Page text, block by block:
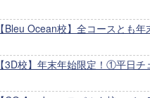
【Bleu Ocean校】全コースとも年
【3D校】年末年始限定！①平日チ